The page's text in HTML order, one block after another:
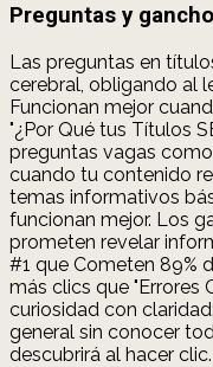
Preguntas y
Las preguntas en
cerebral, obligando al
Funcionan mejor
"¿Por Qué tus Títulos
preguntas vagas como
cuando tu contenido
temas informativos
funcionan mejor. Los
prometen revelar
#1 que Cometen 89%
más clics que "Errores
curiosidad con
general sin conocer
descubrirá al hacer clic.